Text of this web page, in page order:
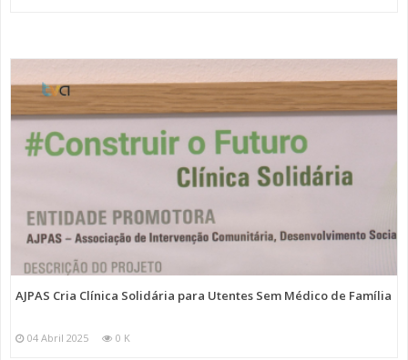
AJPAS Cria Clínica Solidária para Utentes Sem Médico de Família
04 Abril 2025 0 K